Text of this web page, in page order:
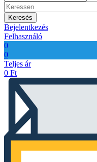
Keresés
Bejelentkezés
Felhasználó
0
0
Teljes ár
0 Ft